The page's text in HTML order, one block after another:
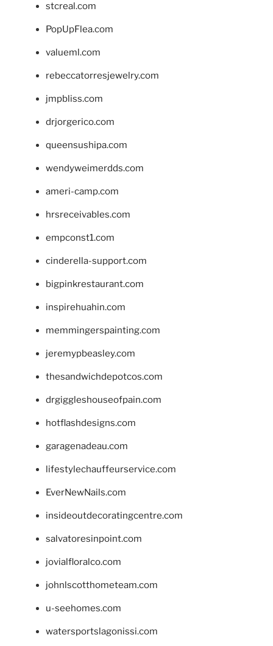
stcreal.com
PopUpFlea.com
valueml.com
rebeccatorresjewelry.com
jmpbliss.com
drjorgerico.com
queensushipa.com
wendyweimerdds.com
ameri-camp.com
hrsreceivables.com
empconst1.com
cinderella-support.com
bigpinkrestaurant.com
inspirehuahin.com
memmingerspainting.com
jeremypbeasley.com
thesandwichdepotcos.com
drgiggleshouseofpain.com
hotflashdesigns.com
garagenadeau.com
lifestylechauffeurservice.com
EverNewNails.com
insideoutdecoratingcentre.com
salvatoresinpoint.com
jovialfloralco.com
johnlscotthometeam.com
u-seehomes.com
watersportslagonissi.com